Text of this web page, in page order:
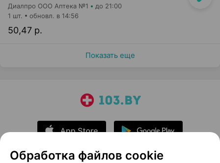
Диалпро ООО Аптека №1 до 21:00
50,47 р.
1 шт. обновл. в 14:56
Показать еще
Обработка файлов cookie